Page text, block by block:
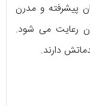
و مدرن
رعایت می شود.
دارند.